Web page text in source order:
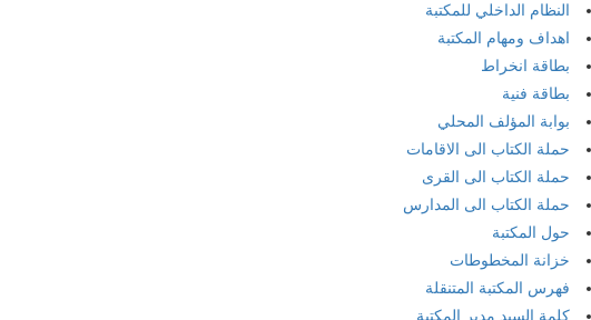
النظام الداخلي للمكتبة
اهداف ومهام المكتبة
بطاقة انخراط
بطاقة فنية
بوابة المؤلف المحلي
حملة الكتاب الى الاقامات
حملة الكتاب الى القرى
حملة الكتاب الى المدارس
حول المكتبة
خزانة المخطوطات
فهرس المكتبة المتنقلة
كلمة السيد مدير المكتبة